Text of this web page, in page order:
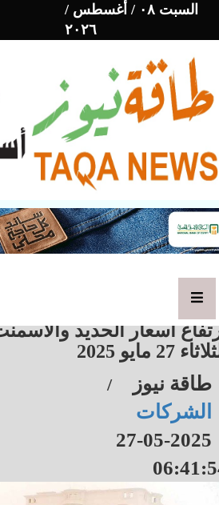
السبت ٠٨ / أغسطس /
٢٠٢٦
أسعار الحديد
27 مايو 2025
طاقة نيوز /
الشركات
2025-05-27